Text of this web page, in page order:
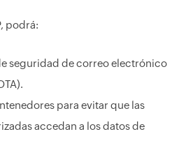
podrá:
seguridad de correo electrónico
para evitar que las
accedan a los datos de